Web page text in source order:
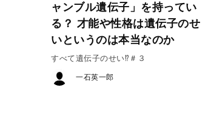
ャンブル遺伝子」を持ってい
る？ 才能や性格は遺伝子のせ
いというのは本当なのか
すべて遺伝子のせい⁉＃３
一石英一郎